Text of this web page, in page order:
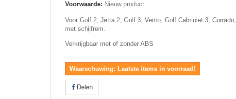
Voorwaarde: Nieuw product
Voor Golf 2, Jetta 2, Golf 3, Vento, Golf Cabriolet 3, Corrado,
met schijfrem.
Verkrijgbaar met of zonder ABS
Waarschuwing: Laatste items in voorraad!
Delen